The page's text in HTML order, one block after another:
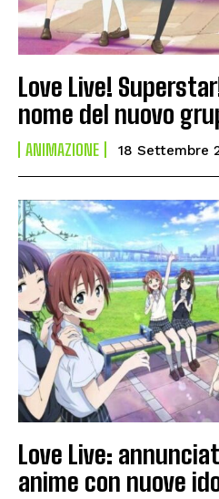
Love Live!
nome del nuovo
ANIMAZIONE 18 Settembre
Love Live:
anime con nuove